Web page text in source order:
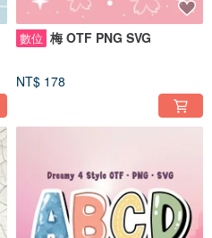
數位 梅 OTF PNG SVG
NT$ 178